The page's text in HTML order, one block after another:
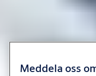
Meddela oss